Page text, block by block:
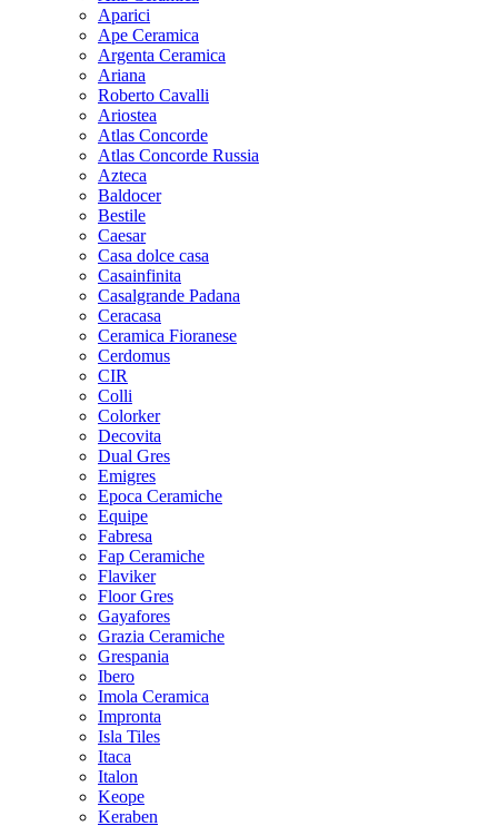
Aparici
Ape Ceramica
Argenta Ceramica
Ariana
Roberto Cavalli
Ariostea
Atlas Concorde
Atlas Concorde Russia
Azteca
Baldocer
Bestile
Caesar
Casa dolce casa
Casainfinita
Casalgrande Padana
Ceracasa
Ceramica Fioranese
Cerdomus
CIR
Colli
Colorker
Decovita
Dual Gres
Emigres
Epoca Ceramiche
Equipe
Fabresa
Fap Ceramiche
Flaviker
Floor Gres
Gayafores
Grazia Ceramiche
Grespania
Ibero
Imola Ceramica
Impronta
Isla Tiles
Itaca
Italon
Keope
Keraben